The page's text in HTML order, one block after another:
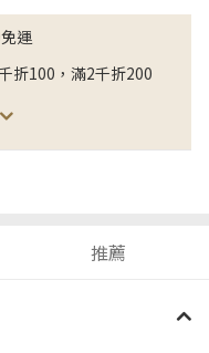
運
折100，滿2千折200
推薦